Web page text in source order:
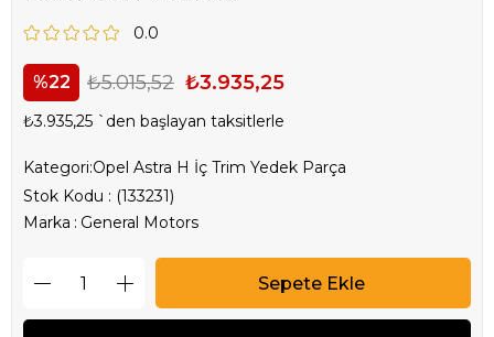
0.0
22 ₺5.015,52 ₺3.935,25
₺3.935,25 `den başlayan taksitlerle
Kategori:Opel Astra H İç Trim Yedek Parça
Stok Kodu
(133231)
Marka : General Motors